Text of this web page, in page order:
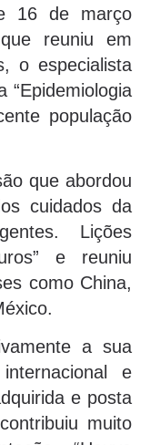
16 de março
reuniu em
o especialista
“Epidemiologia
população
que abordou
cuidados da
Lições
e reuniu
como China,
a sua
e
e posta
muito